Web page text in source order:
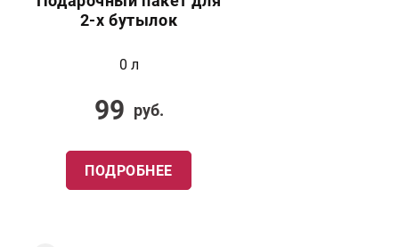
2-х бутылок
0 л
99 руб.
ПОДРОБНЕЕ